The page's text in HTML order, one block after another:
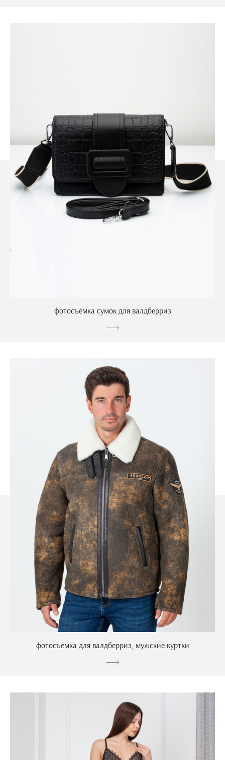
фотосъёмка сумок для валдберриз
фотосъемка для валдберриз, мужские куртки